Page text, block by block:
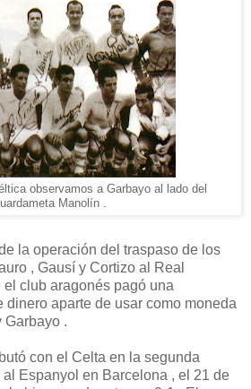
observamos a Garbayo al lado del
Manolín .
la operación del traspaso de los
, Gausí y Cortizo al Real
club aragonés pagó una
dinero aparte de usar como moneda
Garbayo .
con el Celta en la segunda
Espanyol en Barcelona , el 21 de